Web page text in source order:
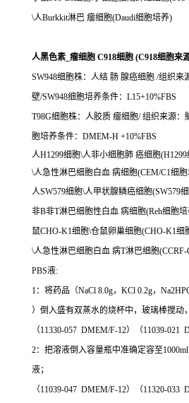
\人Burkkit淋巴 瘤细胞(Daudi细胞培养)
人黑色素_瘤细胞 C918细胞 (C918细胞来
SW948细胞株：人结 肠 腺癌细胞 /组织来
壁/SW948细胞培养条件：L15+10%FBS
T98G细胞株：人胶质 瘤细胞/ 组织来源：
胞培养条件：DMEM-H +10%FBS
人H1299细胞\人非小细胞肺 癌细胞
\人急性淋巴细胞白血 病细胞(CEM/C1细
人SW579细胞\人甲状腺鳞癌细胞(SW579
非B非T淋巴细胞性白血 病细胞(Reh细胞
鼠CHO-K1细胞\仓鼠卵巢细胞(CHO-K1细
\人急性淋巴细胞白血 病T淋巴细胞
PBS液:
1：将药品（NaCl 8.0g，KCl 0.2g，
）倒入盛有双蒸水的烧杯中，玻璃棒搅动
（11330-057 DMEM/F-12）（11039-021
2：把溶液倒入容量瓶中准确定容至
液；
（11039-047 DMEM/F-12）（11320-033